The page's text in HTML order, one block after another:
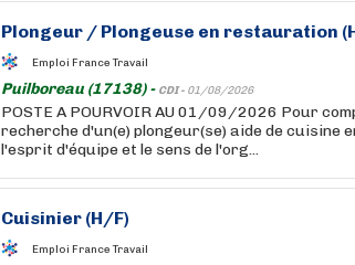
Plongeur / Plongeuse en restauration
Emploi France Travail
Puilboreau (17138) - CDI - 01/08/2026
POSTE A POURVOIR AU 01/09/2026 Pour
recherche d'un(e) plongeur(se) aide de cuisine
l'esprit d'équipe et le sens de l'org...
Cuisinier (H/F)
Emploi France Travail